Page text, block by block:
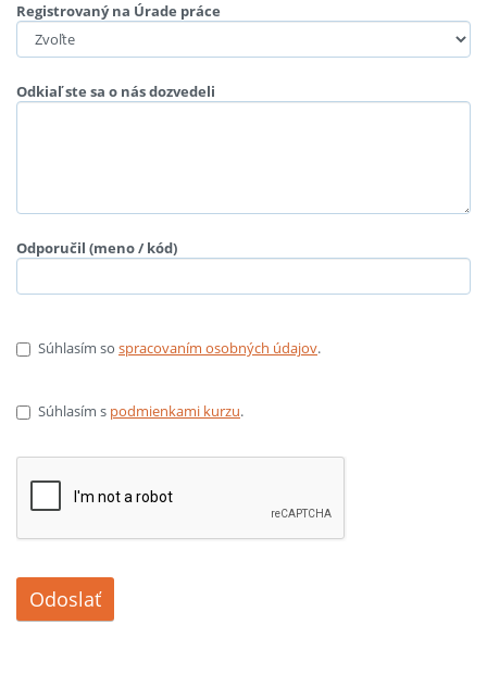
Registrovaný na Úrade práce
Odkiaľ ste sa o nás dozvedeli
Odporučil (meno / kód)
Súhlasím so spracovaním osobných údajov.
Súhlasím s podmienkami kurzu.
Odoslať